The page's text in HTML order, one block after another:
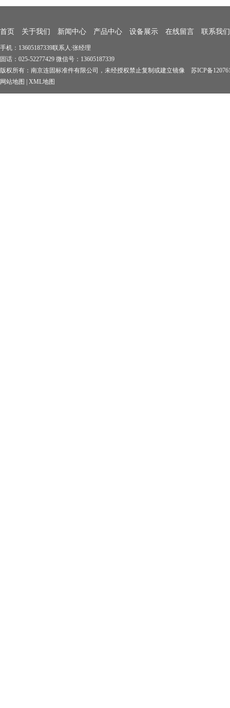
首页 关于我们 新闻中心 产品中心 设备展示 在线留言 联系我们
手机：13605187339联系人:张经理
固话：025-52277429 微信号：13605187339
版权所有：南京连固标准件有限公司，未经授权禁止复制或建立镜像 苏ICP备
网站地图
XML地图